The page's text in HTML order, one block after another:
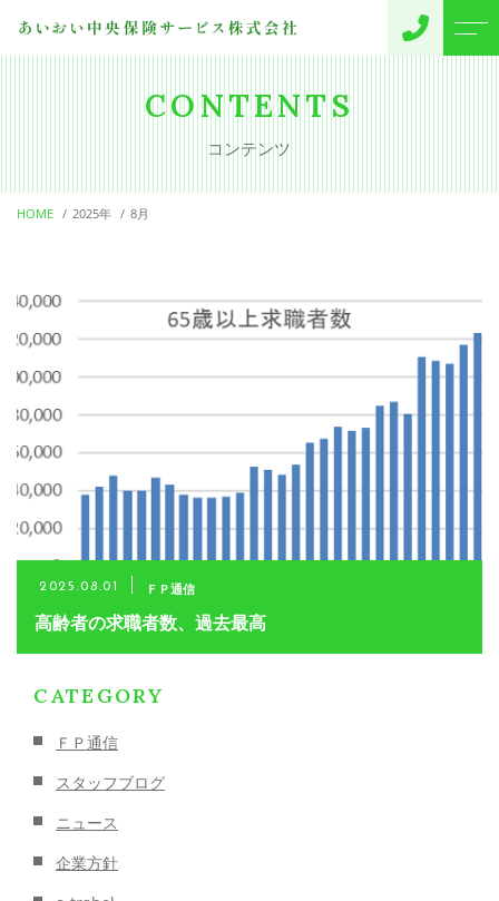
サポートメニュー
事故・変更のご連絡
ニュース
コンテンツ
ご予約・お問い合わせ
0800-200-8625
CONTENTS
コンテンツ
HOME 2025年 8月
2025.08.01 ＦＰ通信
高齢者の求職者数、過去最高
CATEGORY
ＦＰ通信
スタッフブログ
ニュース
企業方針